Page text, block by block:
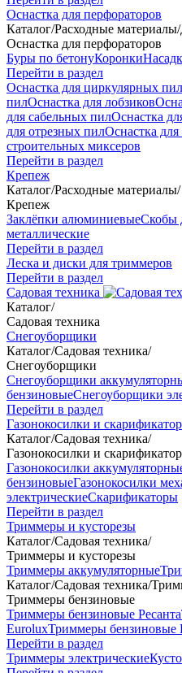
Оснастка для перфораторов
Каталог/Расходные материалы/
Оснастка для перфораторов
Буры по бетонуКоронки
Перейти в раздел
Оснастка для циркулярных
пилОснастка для лобзиков
для сабельных пилОснастка
для отрезных пилОснастка для
строительных миксеров
Перейти в раздел
Крепеж
Каталог/Расходные материалы/
Крепеж
Заклёпки алюминиевыеСкобы
металлические
Перейти в раздел
Леска и диски для триммеров
Перейти в раздел
Садовая техника
Каталог/
Садовая техника
Снегоуборщики
Каталог/Садовая техника/
Снегоуборщики
Снегоуборщики
бензиновыеСнегоуборщики
Перейти в раздел
Газонокосилки и
Каталог/Садовая техника/
Газонокосилки и
Газонокосилки
бензиновыеГазонокосилки
электрическиеСкарификаторы
Перейти в раздел
Триммеры и кусторезы
Каталог/Садовая техника/
Триммеры и кусторезы
Триммеры аккумуляторные
Каталог/Садовая техника/
Триммеры бензиновые
Триммеры бензиновые Ресанта
EuroluxТриммеры бензиновые
Перейти в раздел
Триммеры электрические